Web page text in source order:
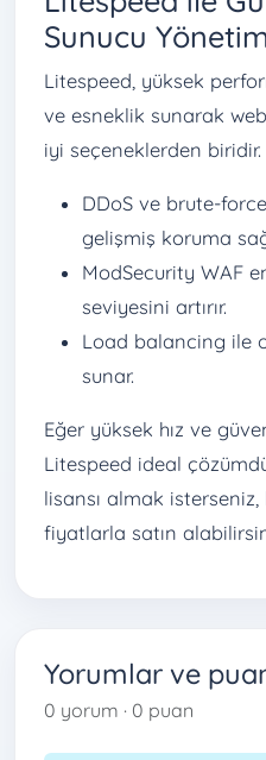
Sunucu
Litespeed, yüksek
ve esneklik sunarak
iyi seçeneklerden biridir.
DDoS ve brute-force
gelişmiş koruma
ModSecurity WAF
seviyesini artırır.
Load balancing ile
sunar.
Eğer yüksek hız ve
Litespeed ideal
lisansı almak isterseniz,
fiyatlarla satın
Yorumlar ve
0 yorum · 0 puan